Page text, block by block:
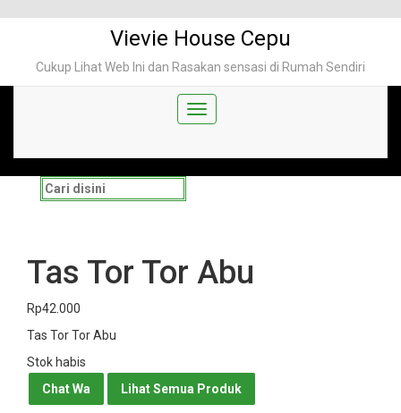
Vievie House Cepu
Cukup Lihat Web Ini dan Rasakan sensasi di Rumah Sendiri
Search
for:
Tas Tor Tor Abu
Rp42.000
Tas Tor Tor Abu
Stok habis
Chat Wa
Lihat Semua Produk